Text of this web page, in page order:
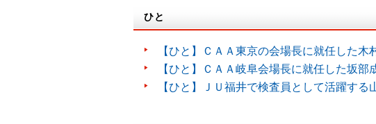
ひと
【ひと】ＣＡＡ東京の会場長に就任した木
【ひと】ＣＡＡ岐阜会場長に就任した坂部
【ひと】ＪＵ福井で検査員として活躍する